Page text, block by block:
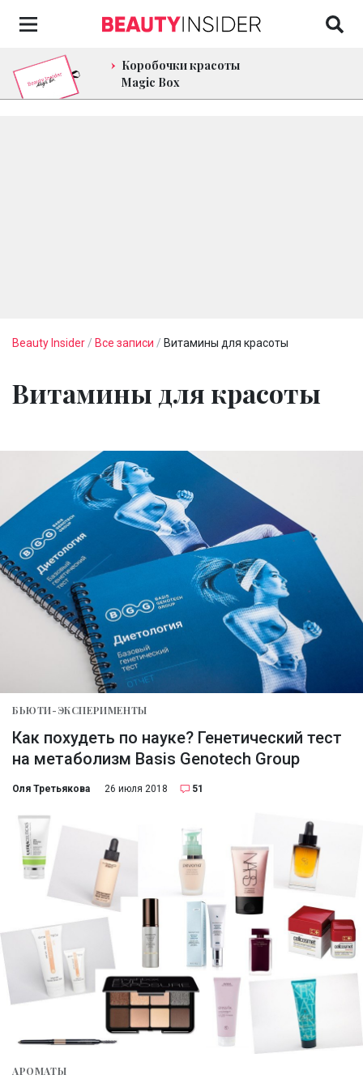
Коробочки красоты
Magic Box
Beauty Insider / Все записи / Витамины для красоты
Витамины для красоты
БЬЮТИ-ЭКСПЕРИМЕНТЫ
Как похудеть по науке? Генетический тест
на метаболизм Basis Genotech Group
Оля Третьякова 26 июля 2018 51
АРОМАТЫ